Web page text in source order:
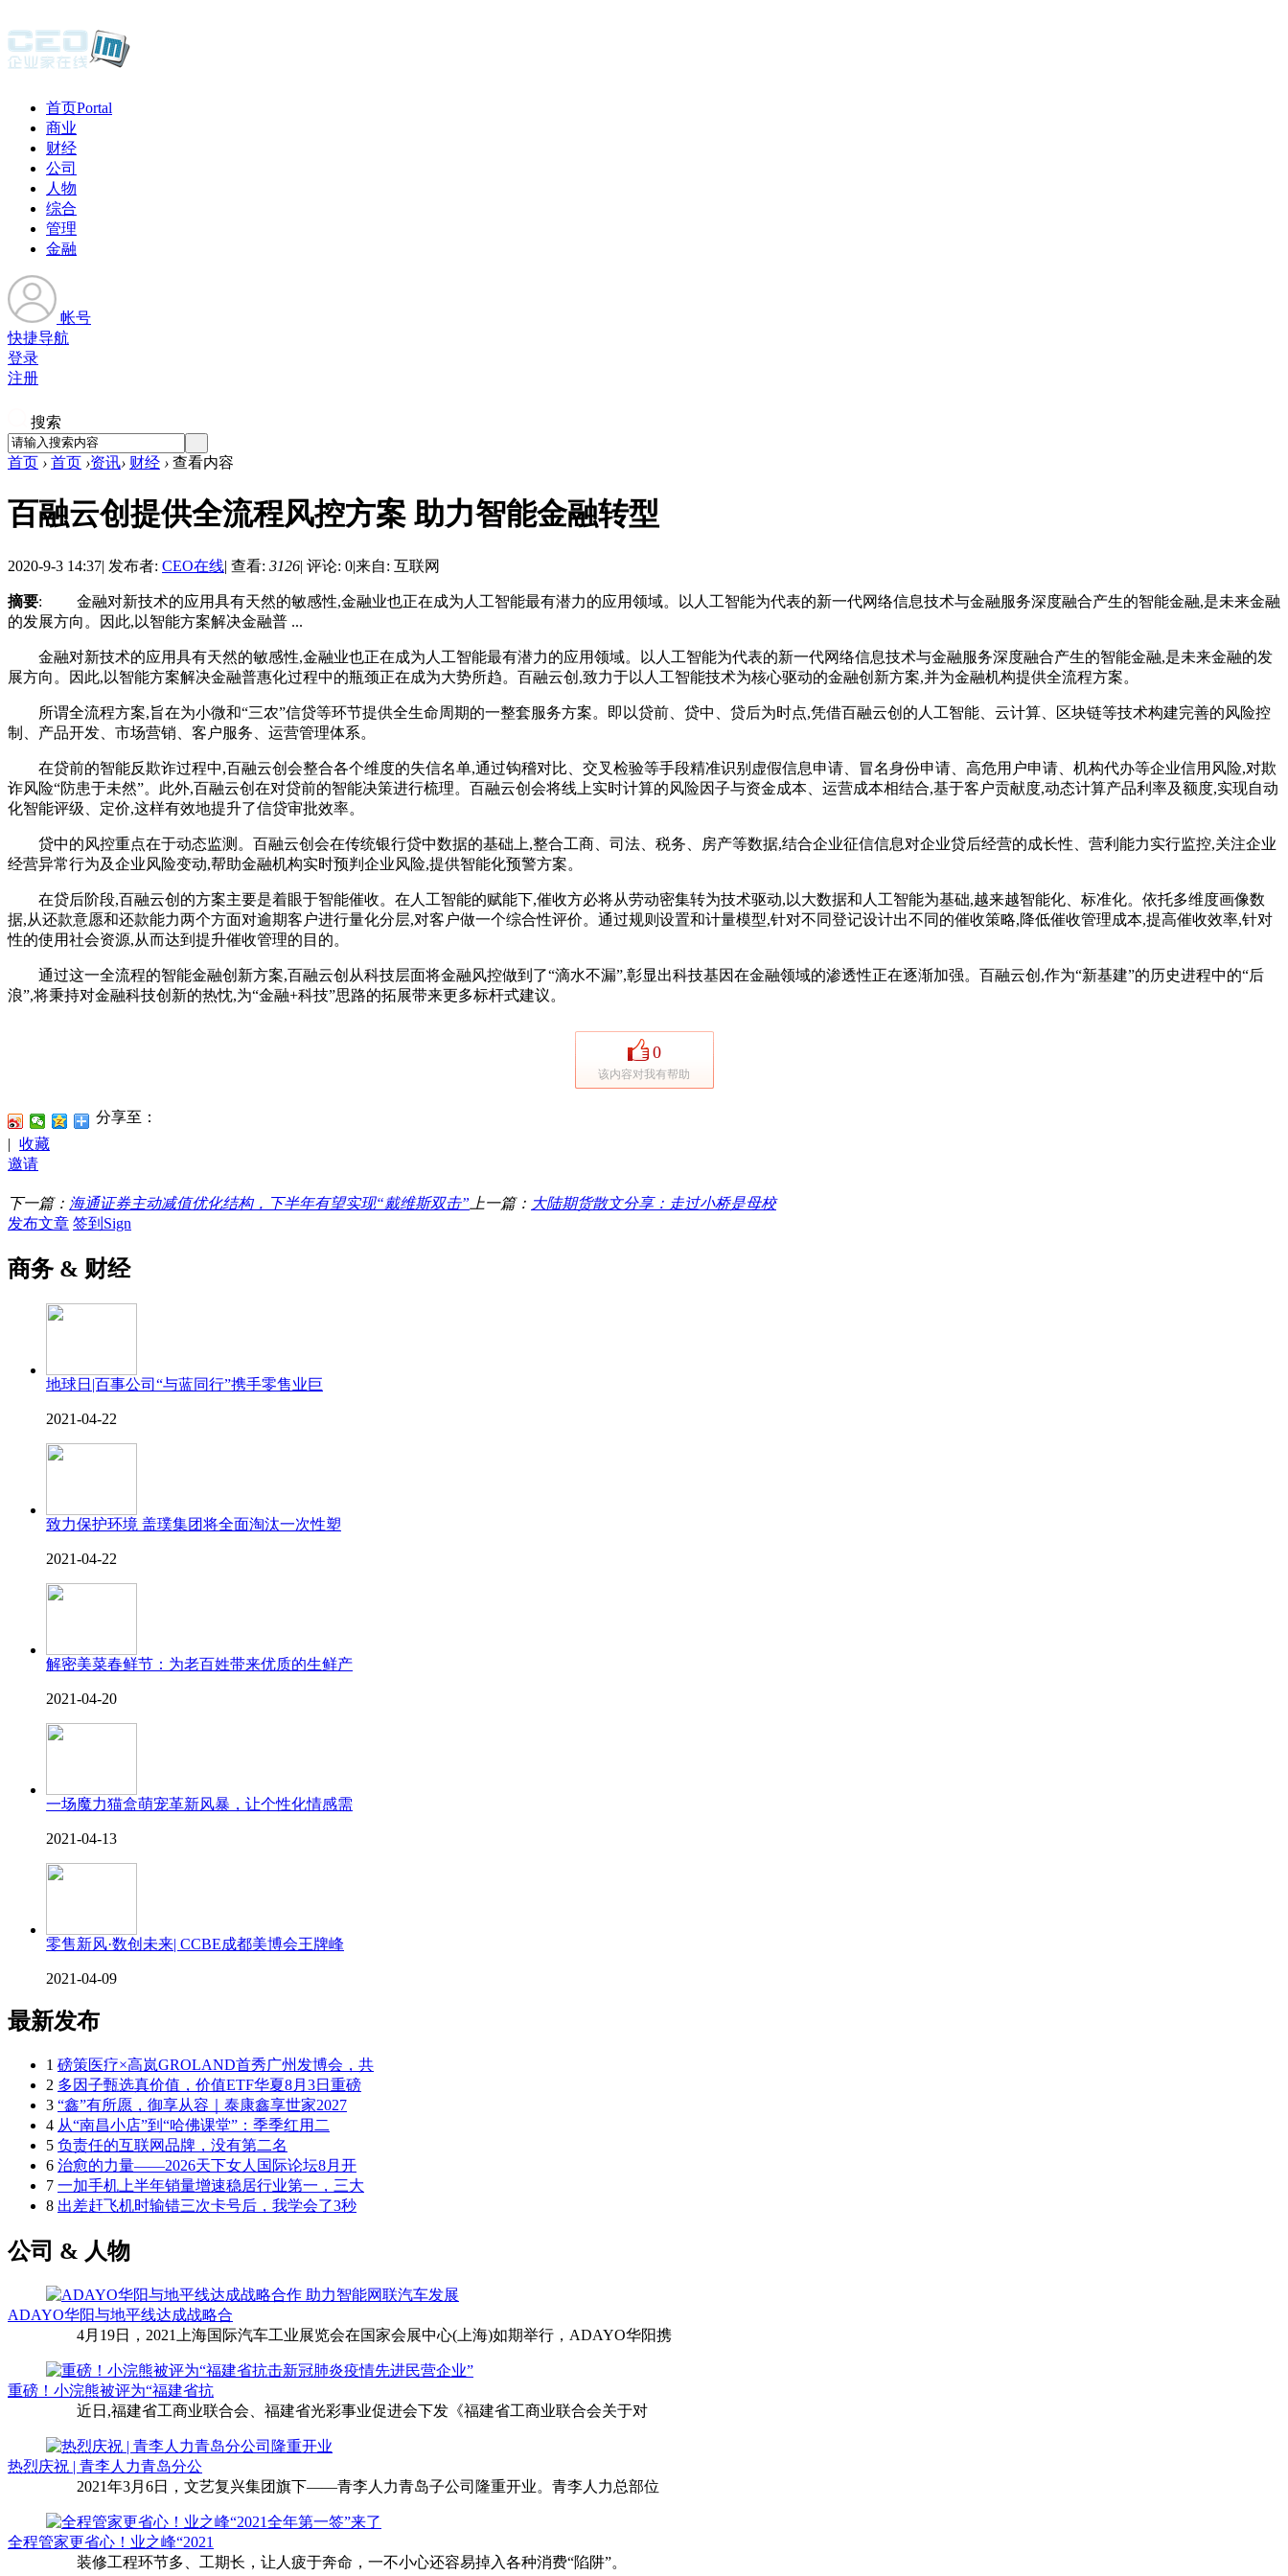
首页Portal
商业
财经
公司
人物
综合
管理
金融
帐号
快捷导航
登录
注册
搜索
首页 › 首页 ›资讯› 财经 › 查看内容
百融云创提供全流程风控方案 助力智能金融转型
2020-9-3 14:37| 发布者: CEO在线| 查看: 3126| 评论: 0|来自: 互联网
摘要: 金融对新技术的应用具有天然的敏感性,金融业也正在成为人工智能最有潜力的应用领域。以人工智能为代表的新一代网络信息技术与金融服务深度融合产生的智能金融,是未来金融
的发展方向。因此,以智能方案解决金融普 ...
金融对新技术的应用具有天然的敏感性,金融业也正在成为人工智能最有潜力的应用领域。以人工智能为代表的新一代网络信息技术与金融服务深度融合产生的智能金融,是未来金融的发
展方向。因此,以智能方案解决金融普惠化过程中的瓶颈正在成为大势所趋。百融云创,致力于以人工智能技术为核心驱动的金融创新方案,并为金融机构提供全流程方案。
所谓全流程方案,旨在为小微和“三农”信贷等环节提供全生命周期的一整套服务方案。即以贷前、贷中、贷后为时点,凭借百融云创的人工智能、云计算、区块链等技术构建完善的风险控
制、产品开发、市场营销、客户服务、运营管理体系。
在贷前的智能反欺诈过程中,百融云创会整合各个维度的失信名单,通过钩稽对比、交叉检验等手段精准识别虚假信息申请、冒名身份申请、高危用户申请、机构代办等企业信用风险,对欺
诈风险“防患于未然”。此外,百融云创在对贷前的智能决策进行梳理。百融云创会将线上实时计算的风险因子与资金成本、运营成本相结合,基于客户贡献度,动态计算产品利率及额度,实现自动
化智能评级、定价,这样有效地提升了信贷审批效率。
贷中的风控重点在于动态监测。百融云创会在传统银行贷中数据的基础上,整合工商、司法、税务、房产等数据,结合企业征信信息对企业贷后经营的成长性、营利能力实行监控,关注企业
经营异常行为及企业风险变动,帮助金融机构实时预判企业风险,提供智能化预警方案。
在贷后阶段,百融云创的方案主要是着眼于智能催收。在人工智能的赋能下,催收方必将从劳动密集转为技术驱动,以大数据和人工智能为基础,越来越智能化、标准化。依托多维度画像数
据,从还款意愿和还款能力两个方面对逾期客户进行量化分层,对客户做一个综合性评价。通过规则设置和计量模型,针对不同登记设计出不同的催收策略,降低催收管理成本,提高催收效率,针对
性的使用社会资源,从而达到提升催收管理的目的。
通过这一全流程的智能金融创新方案,百融云创从科技层面将金融风控做到了“滴水不漏”,彰显出科技基因在金融领域的渗透性正在逐渐加强。百融云创,作为“新基建”的历史进程中的“后
浪”,将秉持对金融科技创新的热忱,为“金融+科技”思路的拓展带来更多标杆式建议。
0
该内容对我有帮助
分享至：
| 收藏
邀请
下一篇： 海通证券主动减值优化结构，下半年有望实现“戴维斯双击” 上一篇： 大陆期货散文分享：走过小桥是母校
发布文章 签到Sign
商务 & 财经
地球日|百事公司“与蓝同行”携手零售业巨
2021-04-22
致力保护环境 盖璞集团将全面淘汰一次性塑
2021-04-22
解密美菜春鲜节：为老百姓带来优质的生鲜产
2021-04-20
一场魔力猫盒萌宠革新风暴，让个性化情感需
2021-04-13
零售新风·数创未来| CCBE成都美博会王牌峰
2021-04-09
最新发布
1 磅策医疗×高岚GROLAND首秀广州发博会，共
2 多因子甄选真价值，价值ETF华夏8月3日重磅
3 “鑫”有所愿，御享从容｜泰康鑫享世家2027
4 从“南昌小店”到“哈佛课堂”：季季红用二
5 负责任的互联网品牌，没有第二名
6 治愈的力量——2026天下女人国际论坛8月开
7 一加手机上半年销量增速稳居行业第一，三大
8 出差赶飞机时输错三次卡号后，我学会了3秒
公司 & 人物
ADAYO华阳与地平线达成战略合
4月19日，2021上海国际汽车工业展览会在国家会展中心(上海)如期举行，ADAYO华阳携
重磅！小浣熊被评为“福建省抗
近日,福建省工商业联合会、福建省光彩事业促进会下发《福建省工商业联合会关于对
热烈庆祝 | 青李人力青岛分公
2021年3月6日，文艺复兴集团旗下——青李人力青岛子公司隆重开业。青李人力总部位
全程管家更省心！业之峰“2021
装修工程环节多、工期长，让人疲于奔命，一不小心还容易掉入各种消费“陷阱”。